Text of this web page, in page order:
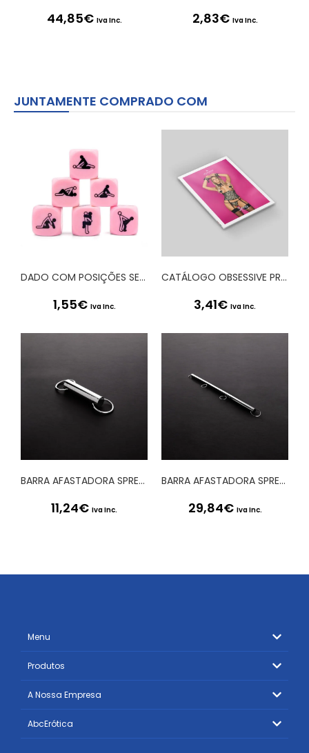
44,85€ Iva Inc. 2,83€ Iva Inc.
JUNTAMENTE COMPRADO COM
DADO COM POSIÇÕES SEXUAIS 20 MM SECRET PLAY
1,55€ Iva Inc.
CATÁLOGO OBSESSIVE PRIMAVERA 2020
3,41€ Iva Inc.
BARRA AFASTADORA SPREADER TRUSS BAR 4 STEEL
11,24€ Iva Inc.
BARRA AFASTADORA SPREADER TRUSS BAR 24 STEEL
29,84€ Iva Inc.
Menu
Produtos
A Nossa Empresa
AbcErótica